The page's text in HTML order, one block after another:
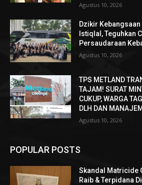
Agustus 10, 2026
Dzikir
Istiqlal, Teguhkan
Persaudaraan
Agustus 10, 2026
TPS METLAND
TAJAM! SURAT
CUKUP, WARGA
DLH DAN
Agustus 10, 2026
POPULAR POSTS
Skandal Matricide
Raib & Terpidana